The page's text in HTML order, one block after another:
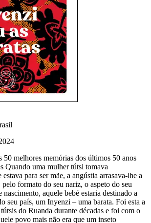
50 melhores memórias dos últimos 50 anos
Quando uma mulher tútsi tomava
para ser mãe, a angústia arrasava-lhe a
formato do seu nariz, o aspeto do seu
nascimento, aquele bebé estaria destinado a
seu país, um Inyenzi – uma barata. Foi esta a
do Ruanda durante décadas e foi com o
povo mais não era que um inseto